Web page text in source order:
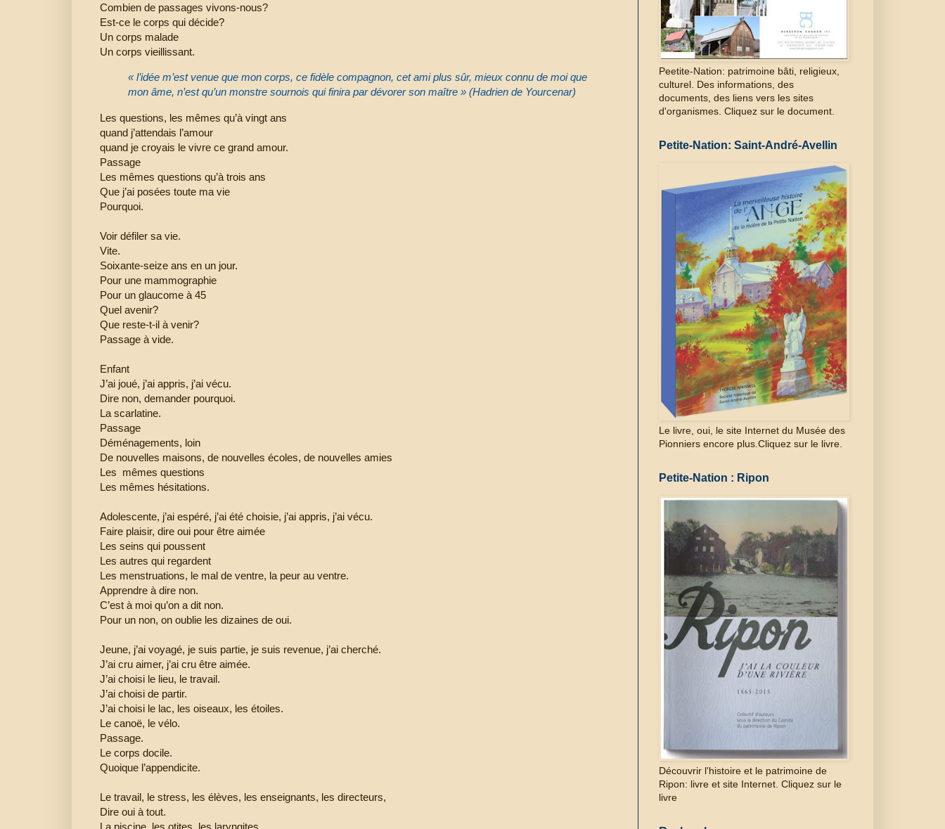
Combien de passages vivons-nous?
Est-ce le corps qui décide?
Un corps malade
Un corps vieillissant.
« l’idée m’est venue que mon corps, ce fidèle compagnon, cet ami plus sûr, mieux connu de moi que
mon âme, n’est qu’un monstre sournois qui finira par dévorer son maître » (Hadrien de Yourcenar)
Les questions, les mêmes qu’à vingt ans
quand j’attendais l’amour
quand je croyais le vivre ce grand amour.
Passage
Les mêmes questions qu’à trois ans
Que j’ai posées toute ma vie
Pourquoi.
Voir défiler sa vie.
Vite.
Soixante-seize ans en un jour.
Pour une mammographie
Pour un glaucome à 45
Quel avenir?
Que reste-t-il à venir?
Passage à vide.
Enfant
J’ai joué, j’ai appris, j’ai vécu.
Dire non, demander pourquoi.
La scarlatine.
Passage
Déménagements, loin
De nouvelles maisons, de nouvelles écoles, de nouvelles amies
Les mêmes questions
Les mêmes hésitations.
Adolescente, j’ai espéré, j’ai été choisie, j’ai appris, j’ai vécu.
Faire plaisir, dire oui pour être aimée
Les seins qui poussent
Les autres qui regardent
Les menstruations, le mal de ventre, la peur au ventre.
Apprendre à dire non.
C’est à moi qu’on a dit non.
Pour un non, on oublie les dizaines de oui.
Jeune, j’ai voyagé, je suis partie, je suis revenue, j’ai cherché.
J’ai cru aimer, j’ai cru être aimée.
J’ai choisi le lieu, le travail.
J’ai choisi de partir.
J’ai choisi le lac, les oiseaux, les étoiles.
Le canoë, le vélo.
Passage.
Le corps docile.
Quoique l’appendicite.
Le travail, le stress, les élèves, les enseignants, les directeurs,
Dire oui à tout.
La piscine, les otites, les laryngites.
Peetite-Nation: patrimoine bâti, religieux,
culturel. Des informations, des
documents, des liens vers les sites
d'organismes. Cliquez sur le document.
Petite-Nation: Saint-André-Avellin
Le livre, oui, le site Internet du Musée des
Pionniers encore plus.Cliquez sur le livre.
Petite-Nation : Ripon
Découvrir l'histoire et le patrimoine de
Ripon: livre et site Internet. Cliquez sur le
livre